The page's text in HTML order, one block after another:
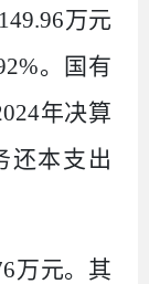
149.96万元
。国有
年决算
还本支出
万元。其